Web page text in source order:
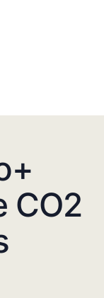
CO2